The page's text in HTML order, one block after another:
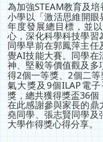
為加強STEAM教育及培
小學以「激活思維開眼
年度發展總目標，並
心，深化科學科技學習
同學早前在郭鳳萍主
覺AI技能大賽。同學在
神、堅毅等價值觀及多
得2個一等獎、2個二等
氣大獎及 9個ILAP 電
獎，總共獲得獎盃36個
在此感謝參與家長的鼎
堯同學、張志賢同學及
大學作得獎心得分享。